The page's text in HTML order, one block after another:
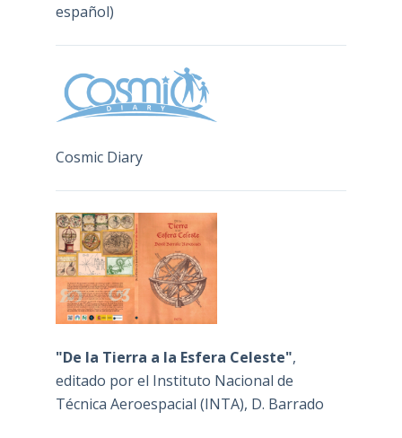
español)
Cosmic Diary
"De la Tierra a la Esfera Celeste",
editado por el Instituto Nacional de
Técnica Aeroespacial (INTA), D. Barrado